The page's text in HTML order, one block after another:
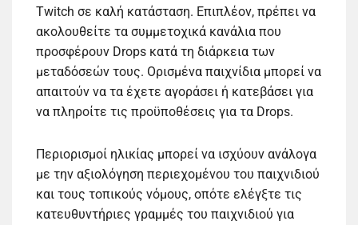
Twitch σε καλή κατάσταση. Επιπλέον, πρέπει να
ακολουθείτε τα συμμετοχικά κανάλια που
προσφέρουν Drops κατά τη διάρκεια των
μεταδόσεών τους. Ορισμένα παιχνίδια μπορεί να
απαιτούν να τα έχετε αγοράσει ή κατεβάσει για
να πληροίτε τις προϋποθέσεις για τα Drops.
Περιορισμοί ηλικίας μπορεί να ισχύουν ανάλογα
με την αξιολόγηση περιεχομένου του παιχνιδιού
και τους τοπικούς νόμους, οπότε ελέγξτε τις
κατευθυντήριες γραμμές του παιχνιδιού για